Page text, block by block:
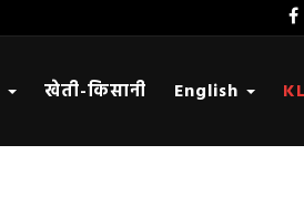
खेती-किसानी English